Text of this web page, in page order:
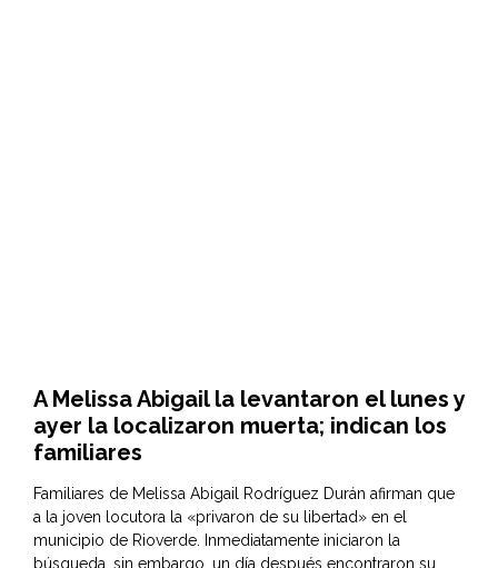
A Melissa Abigail la levantaron el lunes y
ayer la localizaron muerta; indican los
familiares
Familiares de Melissa Abigail Rodríguez Durán afirman que
a la joven locutora la «privaron de su libertad» en el
municipio de Rioverde. Inmediatamente iniciaron la
búsqueda, sin embargo, un día después encontraron su